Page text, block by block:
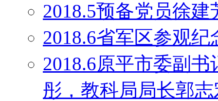
2018.5预备党员徐
2018.6省军区参观纪
2018.6原平市委副
彤，教科局局长郭